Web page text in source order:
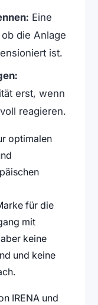
Eine
die Anlage
ist.
erst, wenn
reagieren.
optimalen
für die
mit
keine
und keine
IRENA und